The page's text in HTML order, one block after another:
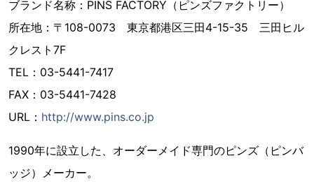
ブランド名称：PINS FACTORY（ピンズファクトリー）
所在地：〒108-0073 東京都港区三田4-15-35 三田ヒル
クレスト7F
TEL：03-5441-7417
FAX：03-5441-7428
URL： http://www.pins.co.jp
1990年に設立した、オーダーメイド専門のピンズ（ピンバ
ッジ）メーカー。